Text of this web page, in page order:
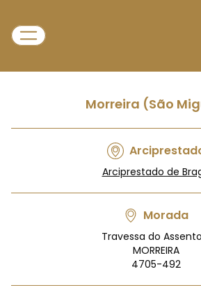
Morreira (São
Arciprestado de
Morada
Travessa do
MORREIRA
4705-492